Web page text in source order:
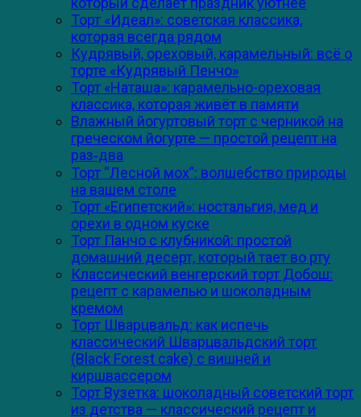
Торт «Идеал»: советская классика,
которая всегда рядом
Кудрявый, ореховый, карамельный: всё о
торте «Кудрявый Пенчо»
Торт «Наташа»: карамельно-ореховая
классика, которая живёт в памяти
Влажный йогуртовый торт с черникой на
греческом йогурте — простой рецепт на
раз‑два
Торт “Лесной мох”: волшебство природы
на вашем столе
Торт «Египетский»: ностальгия, мед и
орехи в одном куске
Торт Панчо с клубникой: простой
домашний десерт, который тает во рту
Классический венгерский торт Добош:
рецепт с карамелью и шоколадным
кремом
Торт Шварцвальд: как испечь
классический Шварцвальдский торт
(Black Forest cake) с вишней и
киршвассером
Торт Вузетка: шоколадный советский торт
из детства — классический рецепт и